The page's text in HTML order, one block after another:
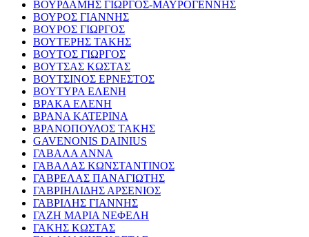
ΒΟΥΡΔΑΜΗΣ ΓΙΩΡΓΟΣ-ΜΑΥΡΟΓΕΝΝΗΣ
ΒΟΥΡΟΣ ΓΙΑΝΝΗΣ
ΒΟΥΡΟΣ ΓΙΩΡΓΟΣ
ΒΟΥΤΕΡΗΣ ΤΑΚΗΣ
ΒΟΥΤΟΣ ΓΙΩΡΓΟΣ
ΒΟΥΤΣΑΣ ΚΩΣΤΑΣ
ΒΟΥΤΣΙΝΟΣ ΕΡΝΕΣΤΟΣ
ΒΟΥΤΥΡΑ ΕΛΕΝΗ
ΒΡΑΚΑ ΕΛΕΝΗ
ΒΡΑΝΑ ΚΑΤΕΡΙΝΑ
ΒΡΑΝΟΠΟΥΛΟΣ ΤΑΚΗΣ
GAVENONIS DAINIUS
ΓΑΒΑΛΑ ΑΝΝΑ
ΓΑΒΑΛΑΣ ΚΩΝΣΤΑΝΤΙΝΟΣ
ΓΑΒΡΕΛΑΣ ΠΑΝΑΓΙΩΤΗΣ
ΓΑΒΡΙΗΛΙΔΗΣ ΑΡΣΕΝΙΟΣ
ΓΑΒΡΙΛΗΣ ΓΙΑΝΝΗΣ
ΓΑΖΗ ΜΑΡΙΑ ΝΕΦΕΛΗ
ΓΑΚΗΣ ΚΩΣΤΑΣ